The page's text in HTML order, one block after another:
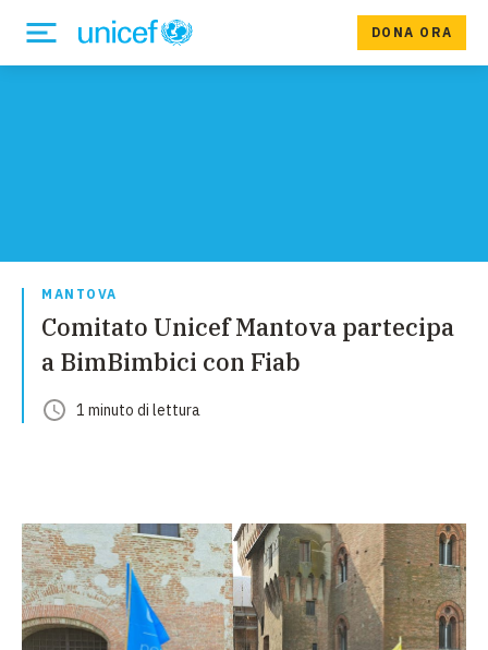
DONA ORA
MANTOVA
Comitato Unicef Mantova partecipa
a BimBimbici con Fiab
1 minuto di lettura